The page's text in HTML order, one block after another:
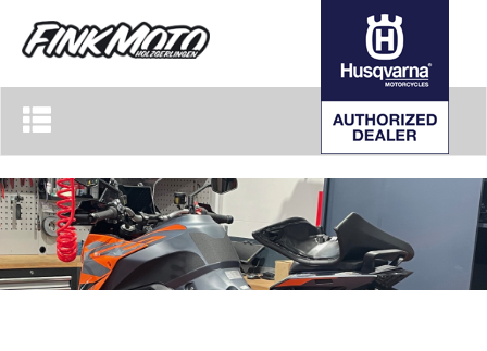
Toggle
navigation